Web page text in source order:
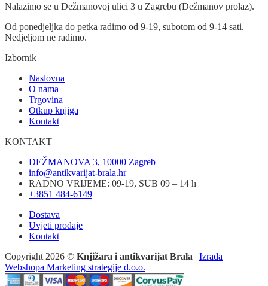
Nalazimo se u Dežmanovoj ulici 3 u Zagrebu (Dežmanov prolaz).
Od ponedjeljka do petka radimo od 9-19, subotom od 9-14 sati.
Nedjeljom ne radimo.
Izbornik
Naslovna
O nama
Trgovina
Otkup knjiga
Kontakt
KONTAKT
DEŽMANOVA 3, 10000 Zagreb
info@antikvarijat-brala.hr
RADNO VRIJEME: 09-19, SUB 09 – 14 h
+3851 484-6149
Dostava
Uvjeti prodaje
Kontakt
Copyright 2026 © Knjižara i antikvarijat Brala | Izrada
Webshopa Marketing strategije d.o.o.